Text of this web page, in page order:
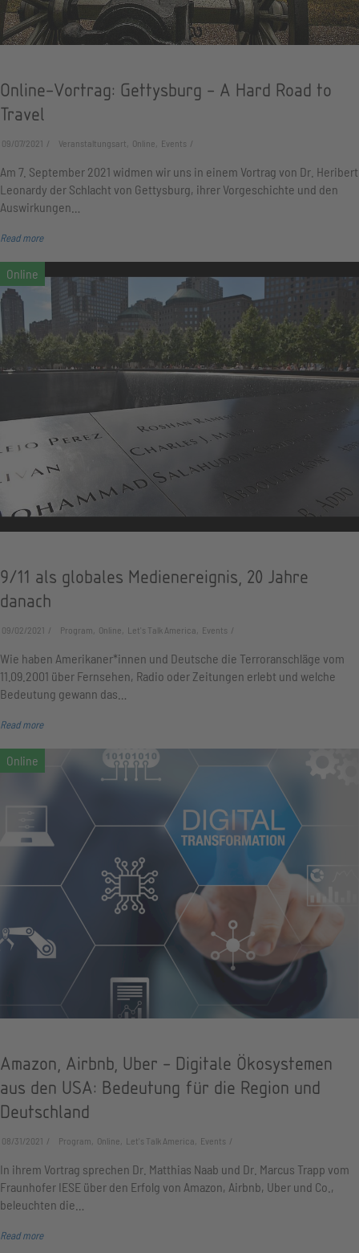
Online-Vortrag: Gettysburg - A Hard Road to
Travel
09/07/2021 Veranstaltungsart, Online, Events
Am 7. September 2021 widmen wir uns in einem Vortrag von Dr. Heribert
Leonardy der Schlacht von Gettysburg, ihrer Vorgeschichte und den
Auswirkungen…
Read more
9/11 als globales Medienereignis, 20 Jahre
danach
09/02/2021 Program, Online, Let's Talk America, Events
Wie haben Amerikaner*innen und Deutsche die Terroranschläge vom
11.09.2001 über Fernsehen, Radio oder Zeitungen erlebt und welche
Bedeutung gewann das…
Read more
Amazon, Airbnb, Uber - Digitale Ökosystemen
aus den USA: Bedeutung für die Region und
Deutschland
08/31/2021 Program, Online, Let's Talk America, Events
In ihrem Vortrag sprechen Dr. Matthias Naab und Dr. Marcus Trapp vom
Fraunhofer IESE über den Erfolg von Amazon, Airbnb, Uber und Co.,
beleuchten die…
Read more